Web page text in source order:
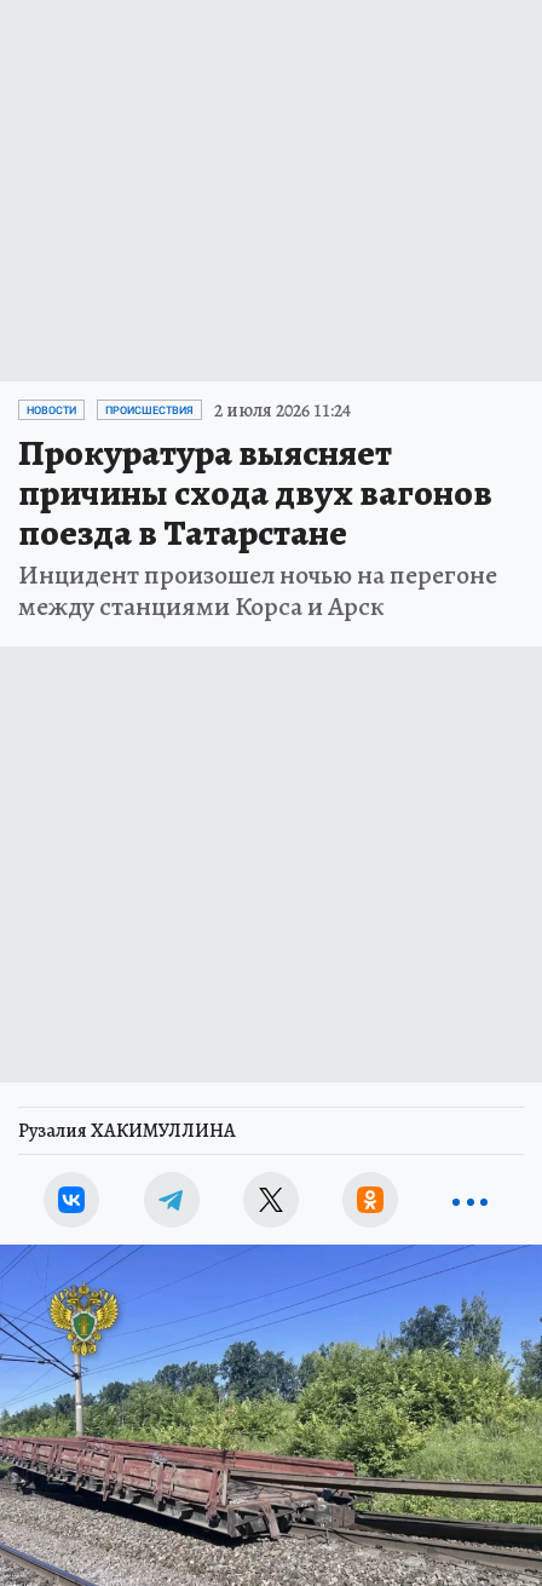
НОВОСТИ ПРОИСШЕСТВИЯ 2 июля 2026 11:24
Прокуратура выясняет
причины схода двух вагонов
поезда в Татарстане
Инцидент произошел ночью на перегоне
между станциями Корса и Арск
Рузалия ХАКИМУЛЛИНА